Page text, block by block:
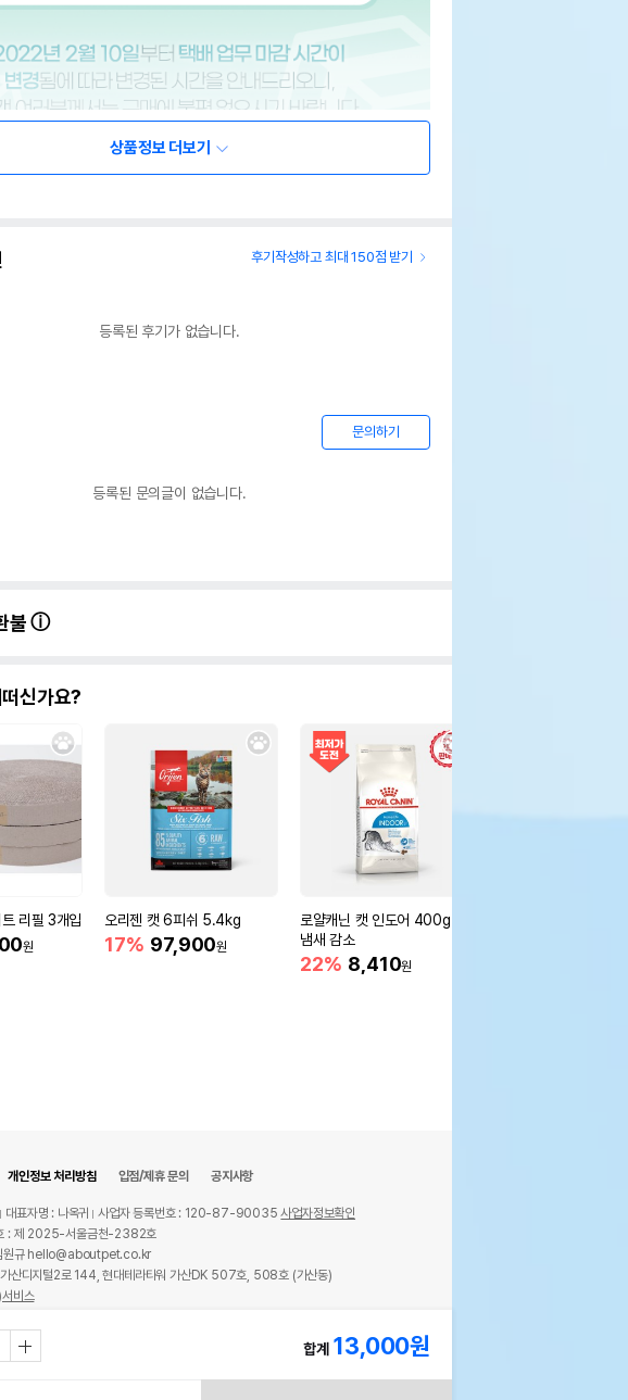
상품정보 더보기
후기작성하고 최대 150점 받기
등록된 후기가 없습니다.
문의하기
등록된 문의글이 없습니다.
불
신가요?
리필 3개입
원
오리젠 캣 6피쉬 5.4kg
17% 97,900원
로얄캐닌 캣 인도어 400g 변
냄새 감소
22% 8,410원
합계 13,000원
개인정보 처리방침 입점/제휴 문의 공지사항
대표자명 : 나옥귀 사업자 등록번호 : 120-87-90035사업자정보확인
: 제 2025-서울금천-2382호
원규 hello@aboutpet.co.kr
가산디지털2로 144, 현대테라타워 가산DK 507호, 508호 (가산동)
비스